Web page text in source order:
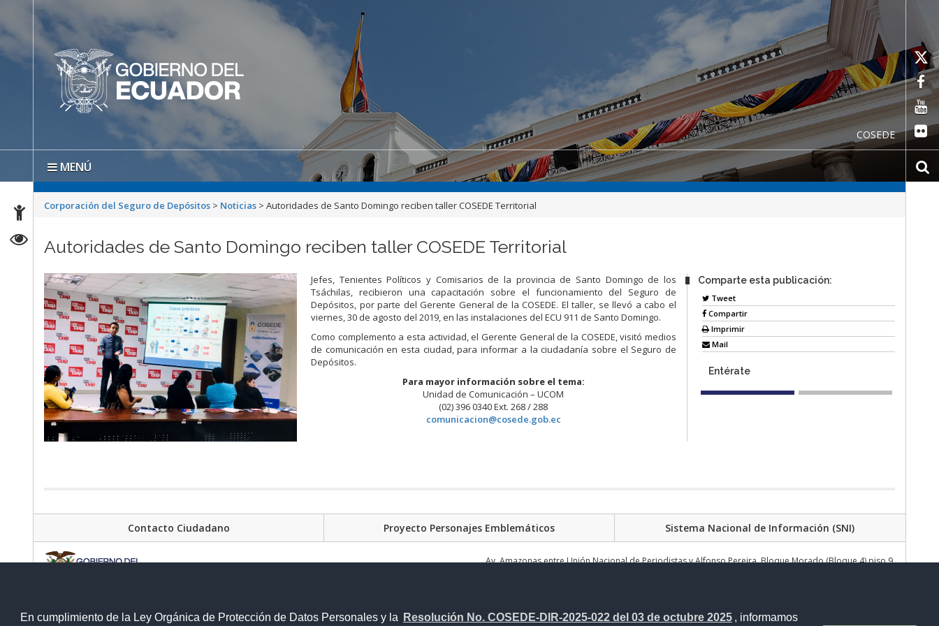
En cumplimiento de la Ley Orgánica de Protección de Datos Personales y la Resolución No. COSEDE-DIR-2025-022 del 03 de octubre 2025 , informamos
COSEDE
MENÚ
Corporación del Seguro de Depósitos > Noticias >Autoridades de Santo Domingo reciben taller COSEDE Territorial
Autoridades de Santo Domingo reciben taller COSEDE Territorial
Jefes, Tenientes Políticos y Comisarios de la provincia de Santo Domingo de los
Tsáchilas, recibieron una capacitación sobre el funcionamiento del Seguro de
Depósitos, por parte del Gerente General de la COSEDE. El taller, se llevó a cabo el
viernes, 30 de agosto del 2019, en las instalaciones del ECU 911 de Santo Domingo.
Como complemento a esta actividad, el Gerente General de la COSEDE, visitó medios
de comunicación en esta ciudad, para informar a la ciudadanía sobre el Seguro de
Depósitos.
Para mayor información sobre el tema:
Unidad de Comunicación – UCOM
(02) 396 0340 Ext. 268 / 288
comunicacion@cosede.gob.ec
Comparte esta publicación:
Tweet
Compartir
Imprimir
Mail
Entérate
Contacto Ciudadano Proyecto Personajes Emblemáticos Sistema Nacional de Información (SNI)
Av. Amazonas entre Unión Nacional de Periodistas y Alfonso Pereira, Bloque Morado (Bloque 4) piso 9.